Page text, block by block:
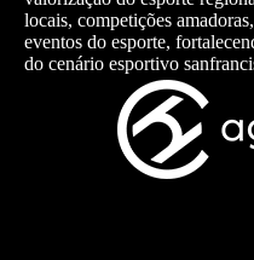
locais, competições
eventos do esporte,
do cenário esportivo